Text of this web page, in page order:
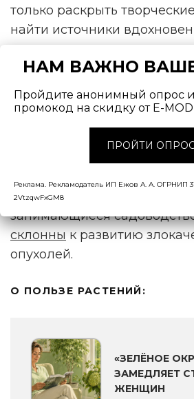
только раскрыть
найти источники
внутреннюю гармонию, но
отличным средством
профессионального
помогает найти друзей и
единомышленников: девять
опрошенных рассказали,
людьми со схожими
Между прочим, научно
занимающиеся
склоннык развитию
опухолей.
О ПОЛЬЗЕ РАСТЕНИЙ:
«ЗЕЛЁНОЕ
ЗАМЕДЛЯЕТ
ЖЕНЩИН
НАМ ВАЖНО
Пройдите анонимный опрос
промокод на скидку от E-
ПРОЙТИ
Реклама. Рекламодатель ИП Ежов А. А. ОГРНИП
2VtzqwFxGM8